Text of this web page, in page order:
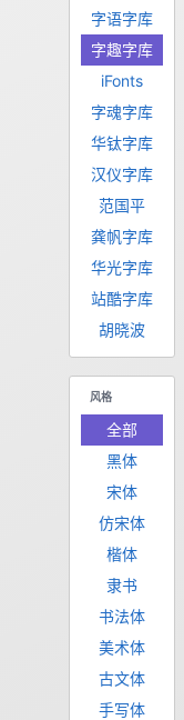
字语字库
字趣字库
iFonts
字魂字库
华钛字库
汉仪字库
范国平
龚帆字库
华光字库
站酷字库
胡晓波
风格
全部
黑体
宋体
仿宋体
楷体
隶书
书法体
美术体
古文体
手写体